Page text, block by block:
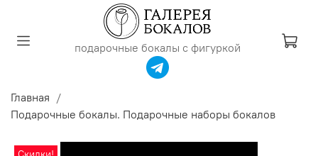
подарочные бокалы с фигуркой
Главная
Подарочные бокалы. Подарочные наборы бокалов